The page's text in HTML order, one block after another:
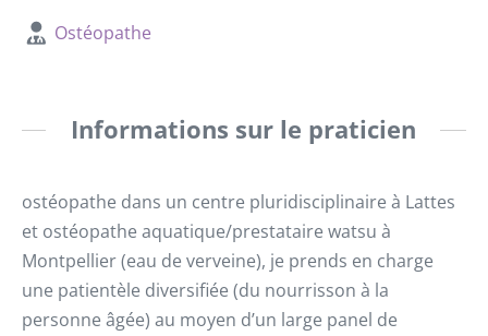
Ostéopathe
Informations sur le praticien
ostéopathe dans un centre pluridisciplinaire à Lattes
et ostéopathe aquatique/prestataire watsu à
Montpellier (eau de verveine), je prends en charge
une patientèle diversifiée (du nourrisson à la
personne âgée) au moyen d’un large panel de